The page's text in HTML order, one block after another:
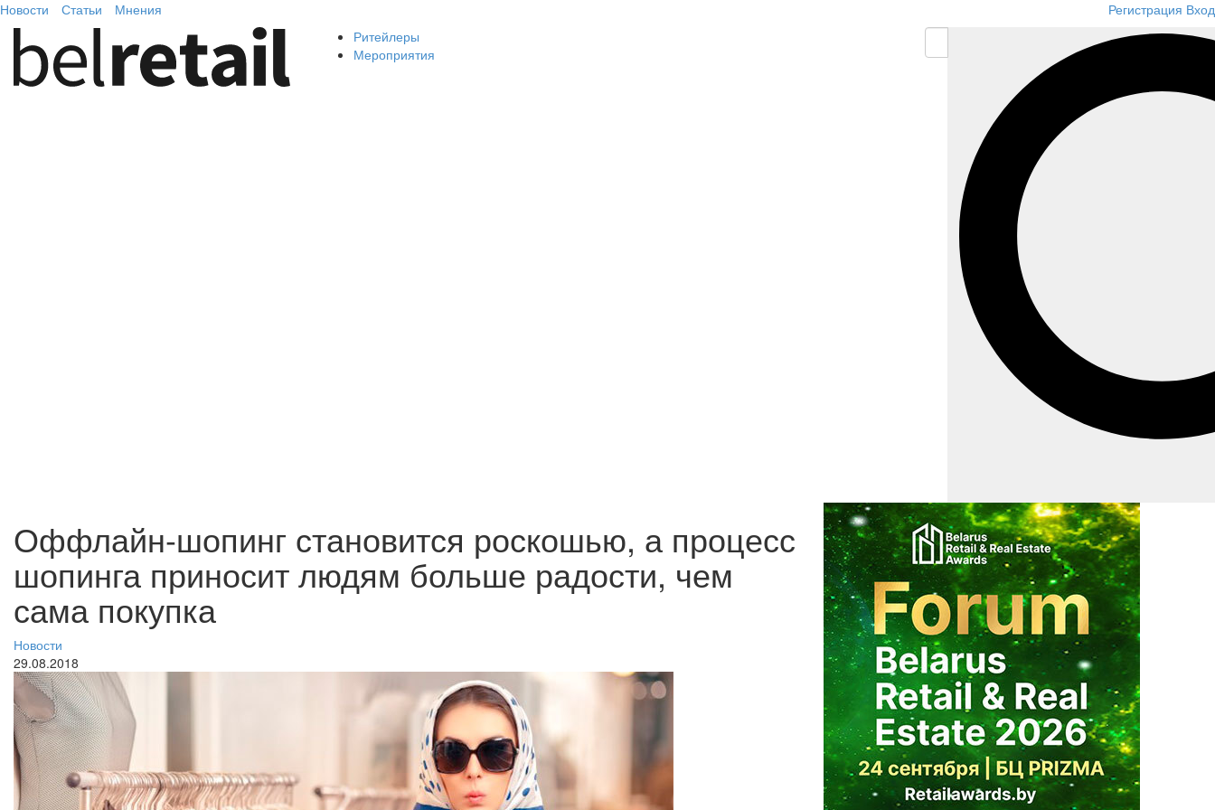
Новости Статьи Мнения Регистрация Вход
Ритейлеры
Мероприятия
Оффлайн-шопинг становится роскошью, а процесс
шопинга приносит людям больше радости, чем
сама покупка
Новости
29.08.2018